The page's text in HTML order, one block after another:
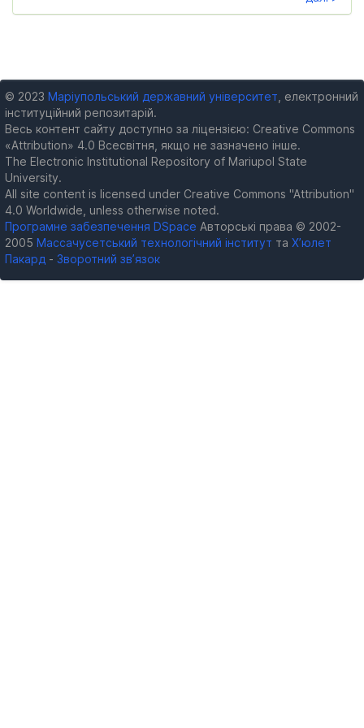
© 2023 Маріупольський державний університет , електронний
інституційний репозитарій.
Весь контент сайту доступно за ліцензією: Creative Commons
«Attribution» 4.0 Всесвітня, якщо не зазначено інше.
The Electronic Institutional Repository of Mariupol State
University.
All site content is licensed under Creative Commons "Attribution"
4.0 Worldwide, unless otherwise noted.
Програмне забезпечення DSpace Авторські права © 2002-
2005 Массачусетський технологічний інститут та Х’юлет
Пакард - Зворотний зв’язок